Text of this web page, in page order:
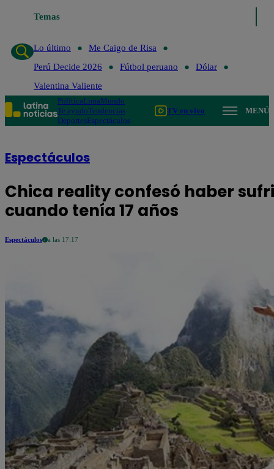
Temas
Lo último
Lo último
Me Caigo de Risa
Perú Decide 2026
Fútbol peruano
Dólar
Valentina Valiente
PolíticaLimaMundo
Te ayudoTendencias
DeportesEspectáculos
TV en vivo MENÚ
Espectáculos
Chica reality confesó haber
cuando tenía 17 años
Espectáculos a las 17:17